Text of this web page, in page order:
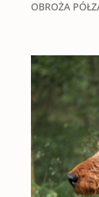
OBROŻA